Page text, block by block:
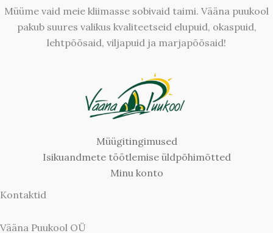
Müüme vaid meie kliimasse sobivaid taimi. Vääna puukool
pakub suures valikus kvaliteetseid elupuid, okaspuid,
lehtpõõsaid, viljapuid ja marjapõõsaid!
Müügitingimused
Isikuandmete töötlemise üldpõhimõtted
Minu konto
Kontaktid
Vääna Puukool OÜ